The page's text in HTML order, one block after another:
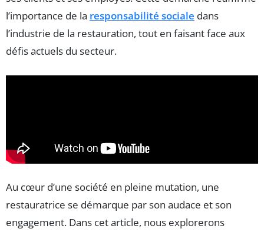
l’importance de la responsabilité sociale dans
l’industrie de la restauration, tout en faisant face aux
défis actuels du secteur.
Au cœur d’une société en pleine mutation, une
restauratrice se démarque par son audace et son
engagement. Dans cet article, nous explorerons